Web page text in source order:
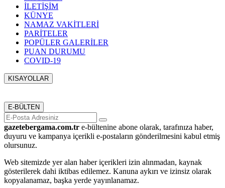
İLETİŞİM
KÜNYE
NAMAZ VAKİTLERİ
PARİTELER
POPÜLER GALERİLER
PUAN DURUMU
COVID-19
KISAYOLLAR
E-BÜLTEN
gazetebergama.com.tr e-bültenine abone olarak, tarafınıza haber,
duyuru ve kampanya içerikli e-postaların gönderilmesini kabul etmiş
olursunuz.
Web sitemizde yer alan haber içerikleri izin alınmadan, kaynak
gösterilerek dahi iktibas edilemez. Kanuna aykırı ve izinsiz olarak
kopyalanamaz, başka yerde yayınlanamaz.